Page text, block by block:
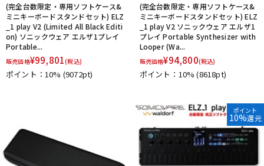
DJ機器 DTM
DTM オンライン納品 レコーディング機器
楽器アクセサリ
ヴィンテージ
(完全台数限定・専用ソフトケース&
ミニキーボードスタンドセット) ELZ
_1 play V2 (Limited All Black Editi
on) ソニックウェア エルザ1プレイ
Portable...
販売価格¥99,801(税込)
ポイント：10% (9072pt)
(完全台数限定・専用ソフトケース&
ミニキーボードスタンドセット) ELZ
_1 play V2 ソニックウェア エルザ1
プレイ Portable Synthesizer with
Looper (Wa...
販売価格¥94,800(税込)
ポイント：10%(8618pt)
ポイント
10%還元